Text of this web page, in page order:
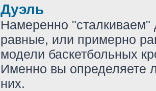
Дуэль
Намеренно "сталкиваем"
равные, или примерно
модели баскетбольных
Именно вы определяете
них.